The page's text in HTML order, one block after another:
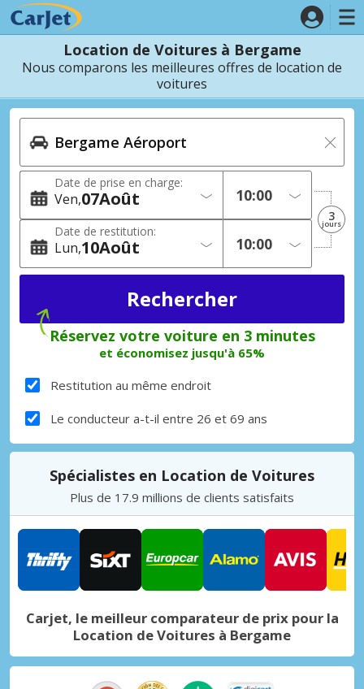
Location de Voitures à Bergame
Nous comparons les meilleures offres de location de
voitures
Date de prise en charge:
Ven 07Août
Date de restitution:
Lun 10Août
3
jours
Réservez votre voiture en 3 minutes
et économisez jusqu'à 65%
Restitution au même endroit
Le conducteur a-t-il entre 26 et 69 ans
Spécialistes en Location de Voitures
Plus de 17.9 millions de clients satisfaits
Carjet, le meilleur comparateur de prix pour la
Location de Voitures à Bergame